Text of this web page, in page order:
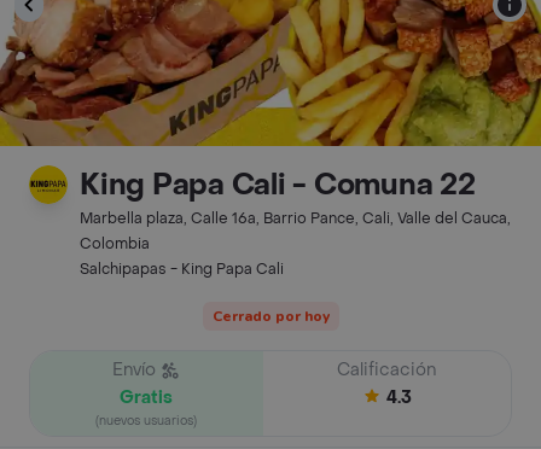
King Papa Cali - Comuna 22
Marbella plaza, Calle 16a, Barrio Pance, Cali, Valle del Cauca,
Colombia
Salchipapas - King Papa Cali
Cerrado por hoy
Envío
Gratis
(nuevos usuarios)
Calificación
4.3